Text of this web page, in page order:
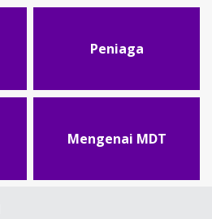
Peniaga
Mengenai MDT